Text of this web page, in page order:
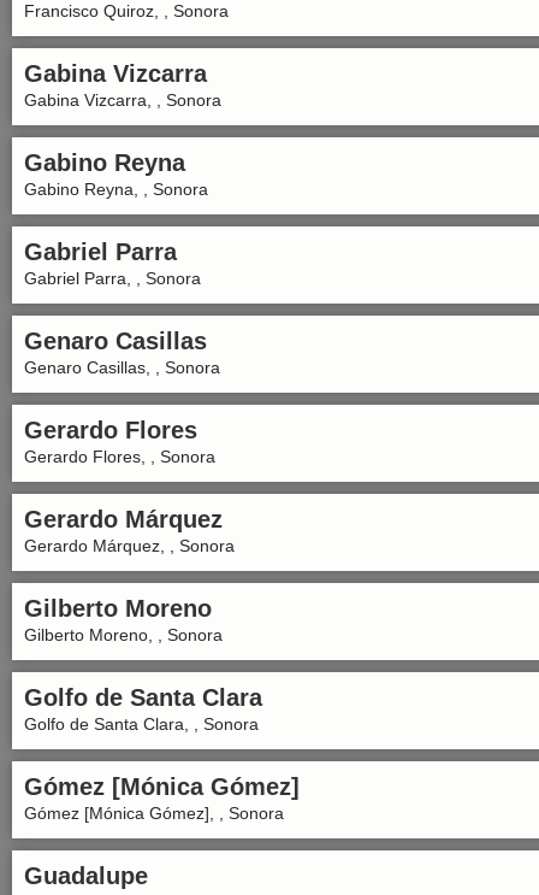
Francisco Quiroz, , Sonora
Gabina Vizcarra
Gabina Vizcarra, , Sonora
Gabino Reyna
Gabino Reyna, , Sonora
Gabriel Parra
Gabriel Parra, , Sonora
Genaro Casillas
Genaro Casillas, , Sonora
Gerardo Flores
Gerardo Flores, , Sonora
Gerardo Márquez
Gerardo Márquez, , Sonora
Gilberto Moreno
Gilberto Moreno, , Sonora
Golfo de Santa Clara
Golfo de Santa Clara, , Sonora
Gómez [Mónica Gómez]
Gómez [Mónica Gómez], , Sonora
Guadalupe